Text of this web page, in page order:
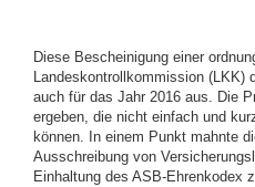
Diese Bescheinigung einer
Landeskontrollkommission (LKK)
auch für das Jahr 2016 aus. Die
ergeben, die nicht einfach und
können. In einem Punkt mahnte
Ausschreibung von
Einhaltung des ASB-Ehrenkodex